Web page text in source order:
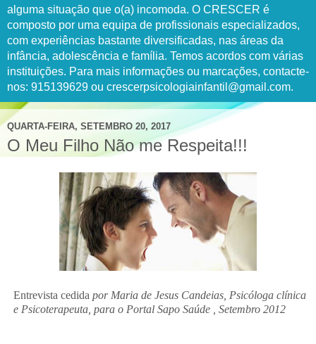
alguma situação que o(a) incomoda. O CRESCER é
composto por uma equipa de profissionais especializados,
com experiências bastante diversificadas, nas áreas da
infância, adolescência e família. Temos acordos com várias
instituições. Para mais informações ou marcações, contacte-
nos: 915139629 ou crescerpsicologiainfantil@gmail.com.
QUARTA-FEIRA, SETEMBRO 20, 2017
O Meu Filho Não me Respeita!!!
Entrevista cedidapor Maria de Jesus Candeias, Psicóloga clínica
e Psicoterapeuta, para o Portal Sapo Saúde , Setembro 2012